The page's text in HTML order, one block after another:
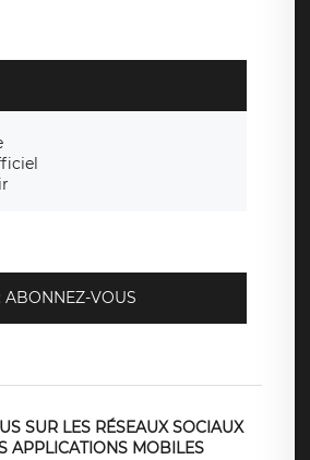
ABONNEZ-VOUS
SUR LES RÉSEAUX SOCIAUX
APPLICATIONS MOBILES